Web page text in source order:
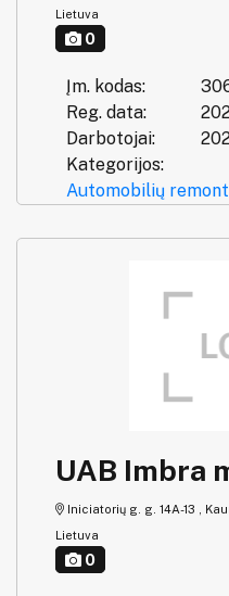
Lietuva
0
Įm. kodas:
Reg. data:
Darbotojai:
Kategorijos:
Automobilių
UAB Imbra
Iniciatorių g. g. 14A-13 ,
Lietuva
0